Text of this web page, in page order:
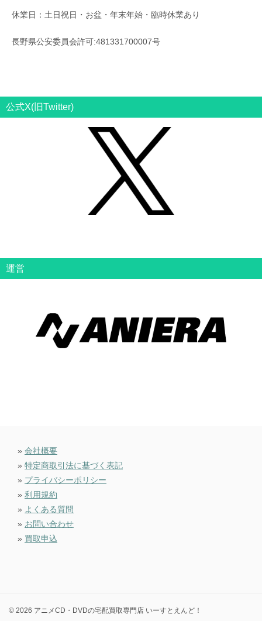
休業日：土日祝日・お盆・年末年始・臨時休業あり
長野県公安委員会許可:481331700007号
公式X(旧Twitter)
運営
» 会社概要
» 特定商取引法に基づく表記
» プライバシーポリシー
» 利用規約
» よくある質問
» お問い合わせ
» 買取申込
© 2026 アニメCD・DVDの宅配買取専門店 いーすとえんど！